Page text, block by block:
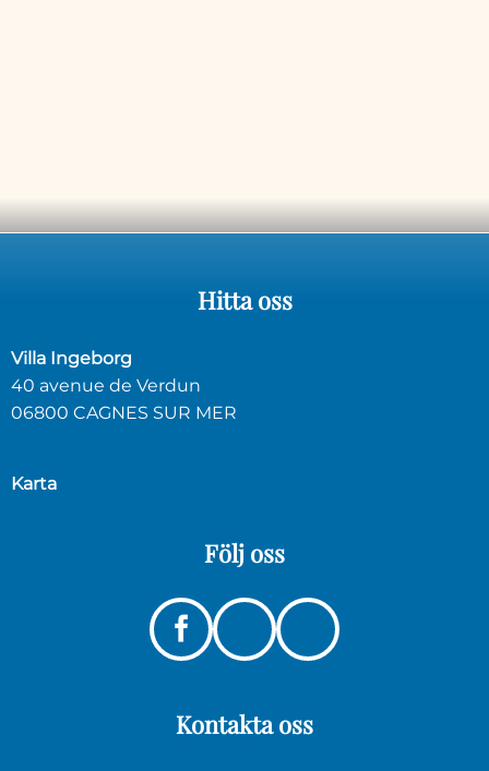
Hitta oss
Villa Ingeborg
40 avenue de Verdun
06800 CAGNES SUR MER
Karta
Följ oss
Instagram
Linkedin
Kontakta oss